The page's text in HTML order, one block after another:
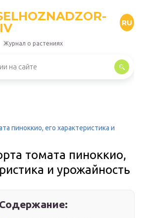
RU
Журнал о растениях
пиноккио, его характеристика и
томата пиноккио,
и урожайность
Содержание: